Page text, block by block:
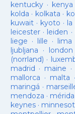
kentucky· kenya
kolda · kolkata ·
kuwait· kyoto · la
leicester· leiden ·
liege · lille · lima
ljubljana · london
(norrland) ·
madrid · maine ·
mallorca · malta ·
maringá ·
mendoza · mérida
keynes·